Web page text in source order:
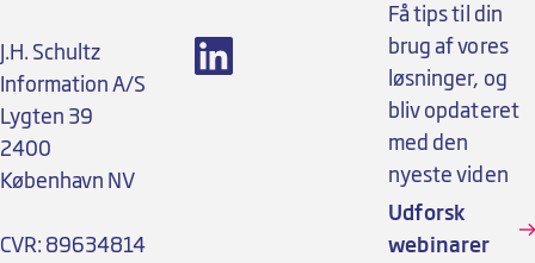
socialområdet
J.H. Schultz
Information A/S
Lygten 39
2400
København NV
CVR: 89634814
Få tips til din
brug af vores
løsninger, og
bliv opdateret
med den
nyeste viden
Udforsk
webinarer